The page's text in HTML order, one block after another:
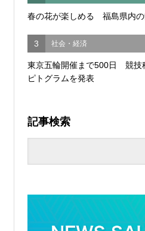
春の花が楽しめる 福島県内の
3 社会・経済
東京五輪開催まで500日 競技
ピトグラムを発表
記事検索